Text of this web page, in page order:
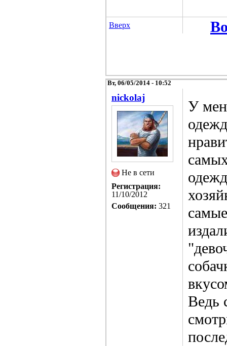
Вверх
Вт, 06/05/2014 - 10:52
nickolaj
Не в сети
Регистрация:
11/10/2012
Сообщения: 321
У
Ведь